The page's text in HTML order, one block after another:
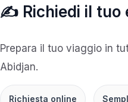
✍️ Richiedi il tuo
Prepara il tuo viaggio in
Abidjan.
Richiesta online